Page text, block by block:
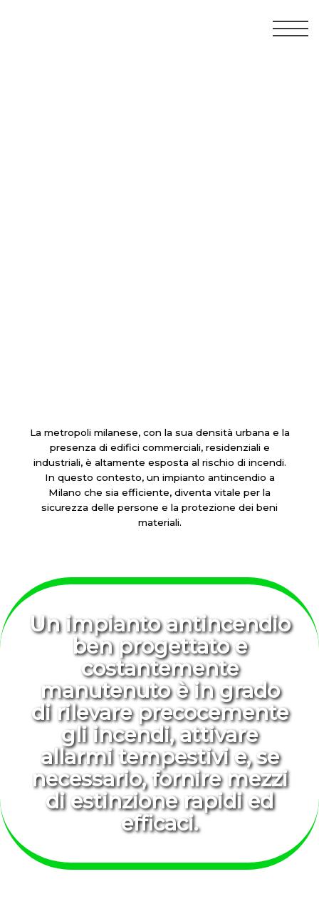
La metropoli milanese, con la sua densità urbana e la
presenza di edifici commerciali, residenziali e
industriali, è altamente esposta al rischio di incendi.
In questo contesto, un impianto antincendio a
Milano che sia efficiente, diventa vitale per la
sicurezza delle persone e la protezione dei beni
materiali.
Un impianto antincendio
ben progettato e
costantemente
manutenuto è in grado
di rilevare precocemente
gli incendi, attivare
allarmi tempestivi e, se
necessario, fornire mezzi
di estinzione rapidi ed
efficaci.